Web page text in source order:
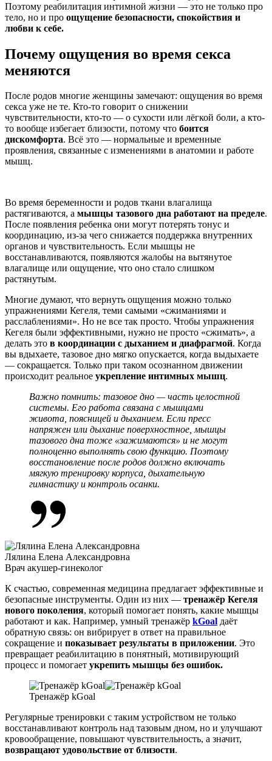
Поэтому реабилитация интимной жизни — это не только про
тело, но и про ощущение безопасности, спокойствия и
любви к себе.
Почему ощущения во время секса
меняются
После родов многие женщины замечают: ощущения во время
секса уже не те. Кто-то говорит о снижении
чувствительности, кто-то — о сухости или лёгкой боли, а кто-
то вообще избегает близости, потому что боится
дискомфорта. Всё это — нормальные и временные
проявления, связанные с изменениями в анатомии и работе
мышц.
Во время беременности и родов ткани влагалища
растягиваются, а мышцы тазового дна работают на пределе.
После появления ребенка они могут потерять тонус и
координацию, из-за чего снижается поддержка внутренних
органов и чувствительность. Если мышцы не
восстанавливаются, появляются жалобы на вытянутое
влагалище или ощущение, что оно стало слишком
растянутым.
Многие думают, что вернуть ощущения можно только
упражнениями Кегеля, теми самыми «сжиманиями и
расслаблениями». Но не все так просто. Чтобы упражнения
Кегеля были эффективными, нужно не просто «сжимать», а
делать это в координации с дыханием и диафрагмой. Когда
вы вдыхаете, тазовое дно мягко опускается, когда выдыхаете
— сокращается. Только при таком осознанном движении
происходит реальное укрепление интимных мышц.
Важно помнить: тазовое дно — часть целостной
системы. Его работа связана смышцами
живота, поясницей и дыханием. Если пресс
напряжен или дыхание поверхностное, мышцы
тазового дна тоже «зажимаются» и не могут
полноценно выполнять свою функцию. Поэтому
восстановление после родов должно включать
мягкую тренировку корпуса, дыхательную
гимнастику и контроль осанки.
Лялина Елена Александровна
Врач акушер-гинеколог
К счастью, современная медицина предлагает эффективные и
безопасные инструменты. Один из них — тренажёр Кегеля
нового поколения, который помогает понять, какие мышцы
работают и как. Например, умный тренажёр kGoal даёт
обратную связь: он вибрирует в ответ на правильное
сокращение и показывает результаты в приложении. Это
превращает реабилитацию в понятный, мотивирующий
процесс и помогает укрепить мышцы без ошибок.
Тренажёр kGoal
Регулярные тренировки с таким устройством не только
восстанавливают контроль над тазовым дном, но и улучшают
кровообращение, повышают чувствительность, а значит,
возвращают удовольствие от близости.